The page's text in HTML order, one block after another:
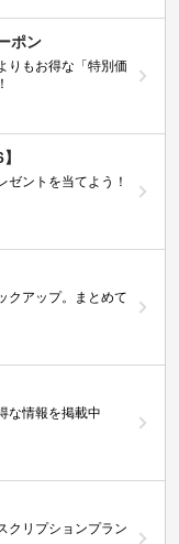
ポン
りもお得な「特別価
ゼントを当てよう！
クアップ。まとめて
な情報を掲載中
クリプションプラン